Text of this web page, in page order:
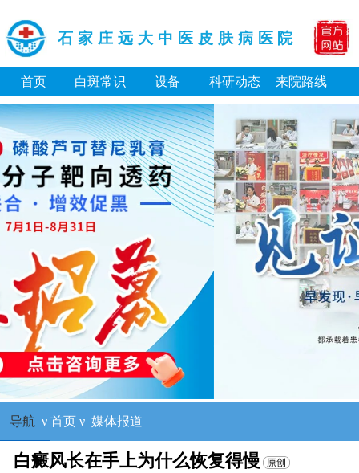
石家庄远大中医皮肤病医院
首页 白斑常识 设备 科研动态 来院路线
导航 ν 首页ν 媒体报道
白癜风长在手上为什么恢复得慢